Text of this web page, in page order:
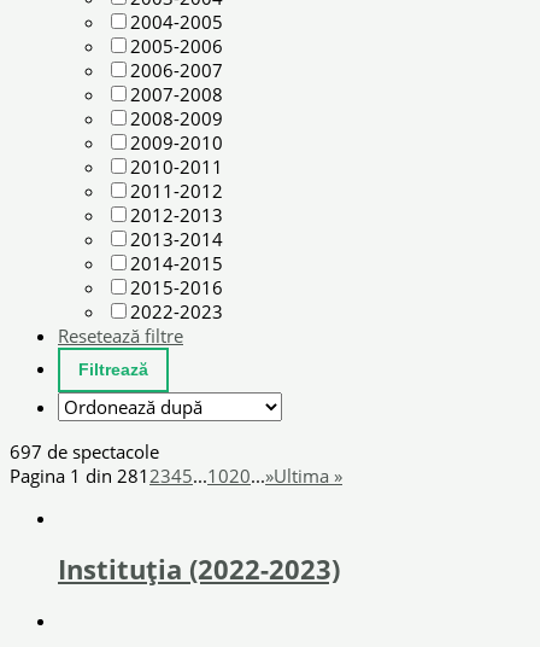
2004-2005
2005-2006
2006-2007
2007-2008
2008-2009
2009-2010
2010-2011
2011-2012
2012-2013
2013-2014
2014-2015
2015-2016
2022-2023
Resetează filtre
697 de spectacole
Pagina 1 din 281 2345...1020...»Ultima »
Instituția (2022-2023)